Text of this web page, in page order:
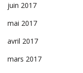
juin 2017
mai 2017
avril 2017
mars 2017